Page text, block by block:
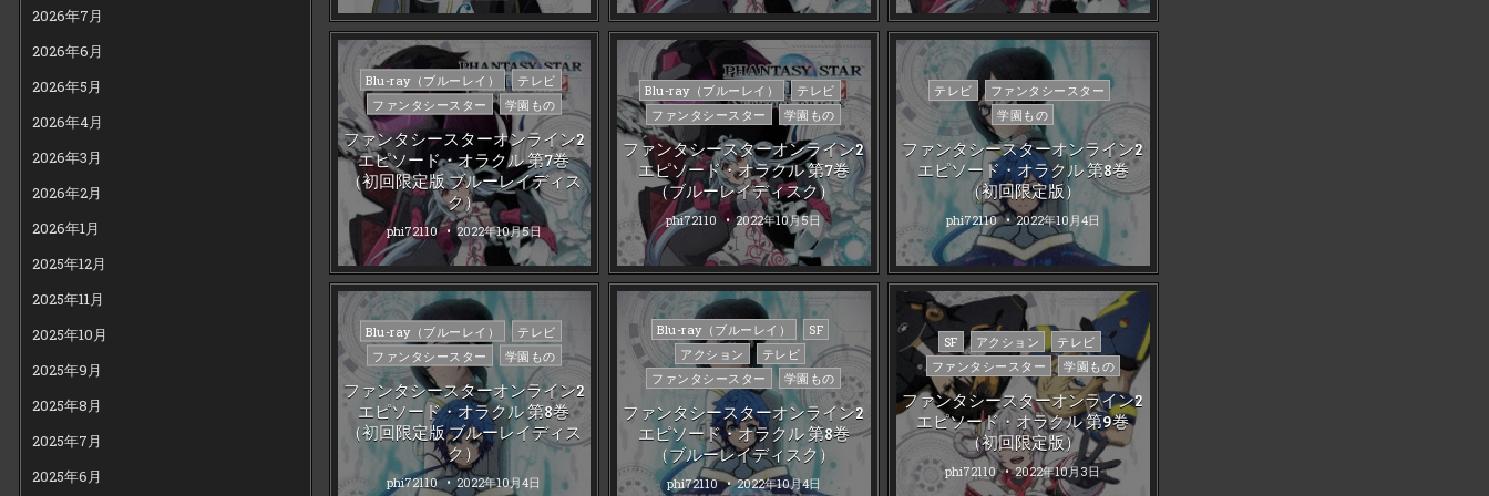
2026年7月
2026年6月
2026年5月
2026年4月
2026年3月
2026年2月
2026年1月
2025年12月
2025年11月
2025年10月
2025年9月
2025年8月
2025年7月
2025年6月
Posted
in
Blu-ray（ブルーレイ）
テレビ
ファンタシースター
学園もの
ファンタシースターオンライン2
エピソード・オラクル 第7巻
（初回限定版 ブルーレイディス
ク）
phi72110 2022年10月5日
Posted
in
Blu-ray（ブルーレイ）
テレビ
ファンタシースター
学園もの
ファンタシースターオンライン2
エピソード・オラクル 第7巻
（ブルーレイディスク）
phi72110 2022年10月5日
Posted
in
テレビ
ファンタシースター
学園もの
ファンタシースターオンライン2
エピソード・オラクル 第8巻
（初回限定版）
phi72110 2022年10月4日
Posted
Blu-ray（ブルーレイ）
テレビ
ファンタシースター
学園もの
ファンタシースターオンライン2
エピソード・オラクル 第8巻
（初回限定版 ブルーレイディス
ク）
phi72110 2022年10月4日
Posted
in
Blu-ray（ブルーレイ）
SF
アクション
テレビ
ファンタシースター
学園もの
ファンタシースターオンライン2
エピソード・オラクル 第8巻
（ブルーレイディスク）
phi72110 2022年10月4日
Posted
in
SF アクション
テレビ
ファンタシースター
学園もの
ファンタシースターオンライン2
エピソード・オラクル 第9巻
（初回限定版）
phi72110 2022年10月3日